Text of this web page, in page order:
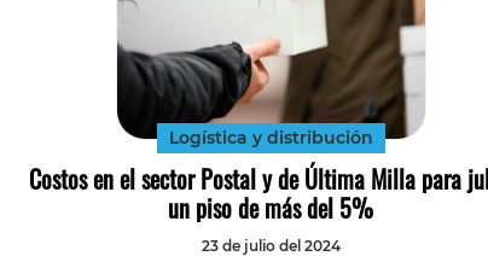
Logística y distribución
Costos en el sector Postal y de Última Milla para
un piso de más del 5%
23 de julio del 2024